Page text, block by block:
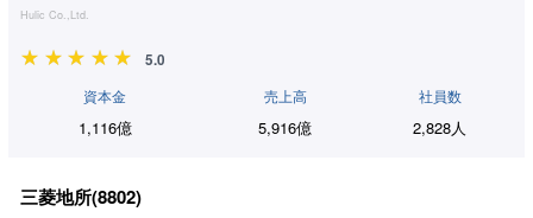
Hulic Co.,Ltd.
5.0
資本金
1,116億
売上高
5,916億
社員数
2,828人
三菱地所(8802)